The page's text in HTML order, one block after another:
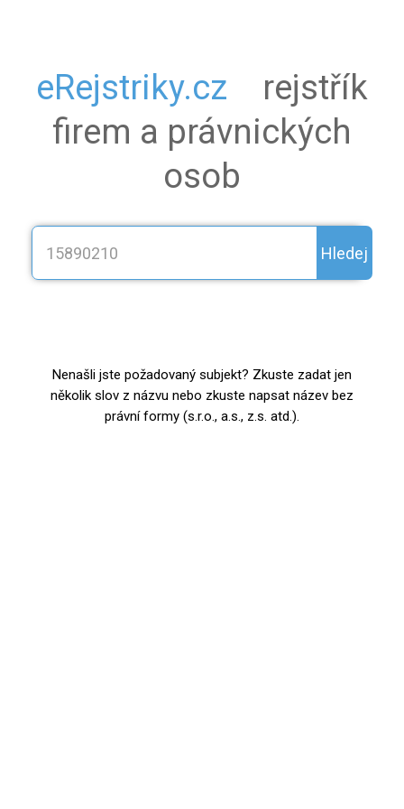
eRejstriky.cz
rejstřík
firem a právnických
osob
Hledej
Nenašli jste požadovaný subjekt? Zkuste zadat jen
několik slov z názvu nebo zkuste napsat název bez
právní formy (s.r.o., a.s., z.s. atd.).